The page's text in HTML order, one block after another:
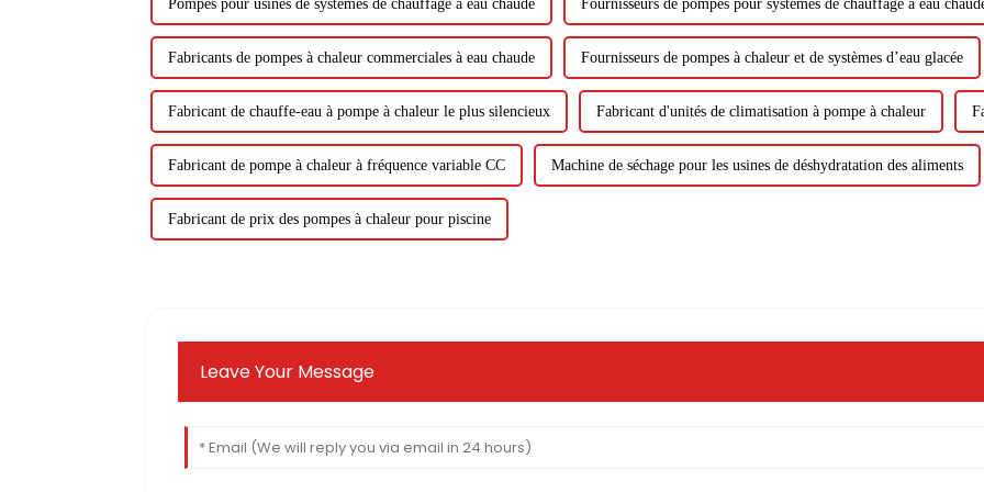
Pompes pour usines de systèmes de chauffage à eau chaude Fournisseurs de pompes pour systèmes de chauffage à eau
Fabricants de pompes à chaleur commerciales à eau chaude Fournisseurs de pompes à chaleur et de systèmes d’eau glacée
Fabricant de chauffe-eau à pompe à chaleur le plus silencieux Fabricant d'unités de climatisation à pompe à chaleur
Fabricant de pompe à chaleur à fréquence variable CC Machine de séchage pour les usines de déshydratation des aliments
Fabricant de prix des pompes à chaleur pour piscine
Leave Your Message